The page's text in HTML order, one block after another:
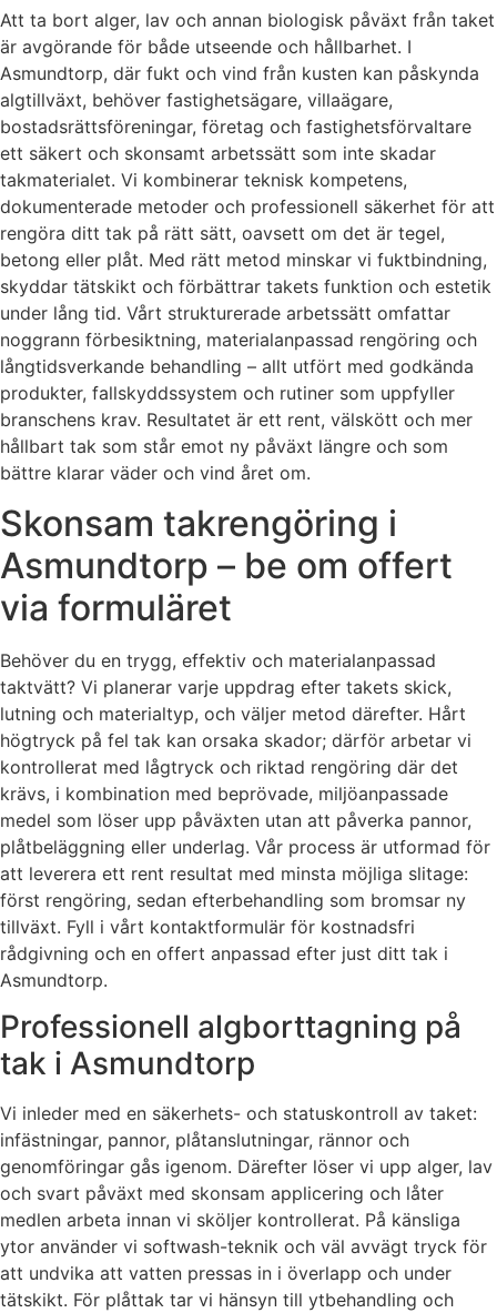
Att ta bort alger, lav och annan biologisk påväxt från taket
är avgörande för både utseende och hållbarhet. I
Asmundtorp, där fukt och vind från kusten kan påskynda
algtillväxt, behöver fastighetsägare, villaägare,
bostadsrättsföreningar, företag och fastighetsförvaltare
ett säkert och skonsamt arbetssätt som inte skadar
takmaterialet. Vi kombinerar teknisk kompetens,
dokumenterade metoder och professionell säkerhet för att
rengöra ditt tak på rätt sätt, oavsett om det är tegel,
betong eller plåt. Med rätt metod minskar vi fuktbindning,
skyddar tätskikt och förbättrar takets funktion och estetik
under lång tid. Vårt strukturerade arbetssätt omfattar
noggrann förbesiktning, materialanpassad rengöring och
långtidsverkande behandling – allt utfört med godkända
produkter, fallskyddssystem och rutiner som uppfyller
branschens krav. Resultatet är ett rent, välskött och mer
hållbart tak som står emot ny påväxt längre och som
bättre klarar väder och vind året om.
Skonsam takrengöring i
Asmundtorp – be om offert
via formuläret
Behöver du en trygg, effektiv och materialanpassad
taktvätt? Vi planerar varje uppdrag efter takets skick,
lutning och materialtyp, och väljer metod därefter. Hårt
högtryck på fel tak kan orsaka skador; därför arbetar vi
kontrollerat med lågtryck och riktad rengöring där det
krävs, i kombination med beprövade, miljöanpassade
medel som löser upp påväxten utan att påverka pannor,
plåtbeläggning eller underlag. Vår process är utformad för
att leverera ett rent resultat med minsta möjliga slitage:
först rengöring, sedan efterbehandling som bromsar ny
tillväxt. Fyll i vårt kontaktformulär för kostnadsfri
rådgivning och en offert anpassad efter just ditt tak i
Asmundtorp.
Professionell algborttagning på
tak i Asmundtorp
Vi inleder med en säkerhets- och statuskontroll av taket:
infästningar, pannor, plåtanslutningar, rännor och
genomföringar gås igenom. Därefter löser vi upp alger, lav
och svart påväxt med skonsam applicering och låter
medlen arbeta innan vi sköljer kontrollerat. På känsliga
ytor använder vi softwash-teknik och väl avvägt tryck för
att undvika att vatten pressas in i överlapp och under
tätskikt. För plåttak tar vi hänsyn till ytbehandling och